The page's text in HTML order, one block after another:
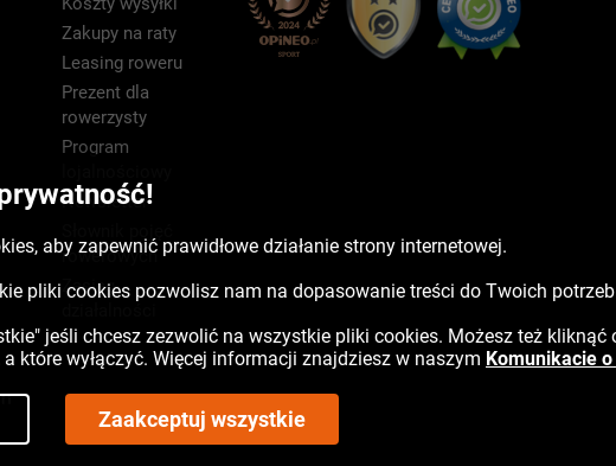
Zakupy na raty
Leasing roweru
Prezent dla
rowerzysty
Program
Newsletter
rowerowych
Zasięg
aby zapewnić prawidłowe działanie strony internetowej.
pliki cookies pozwolisz nam na dopasowanie treści do Twoich
jeśli chcesz zezwolić na wszystkie pliki cookies. Możesz też
które wyłączyć. Więcej informacji znajdziesz w naszym Komunikacie
Zaakceptuj wszystkie